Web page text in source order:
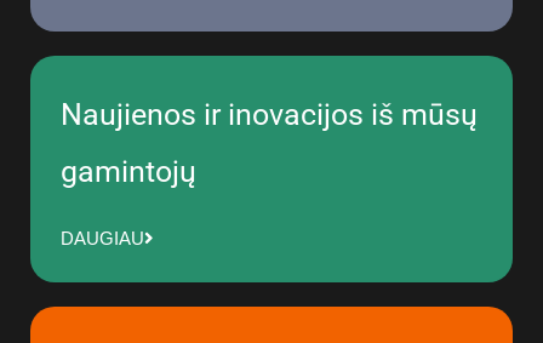
Naujienos ir inovacijos iš mūsų
gamintojų
DAUGIAU